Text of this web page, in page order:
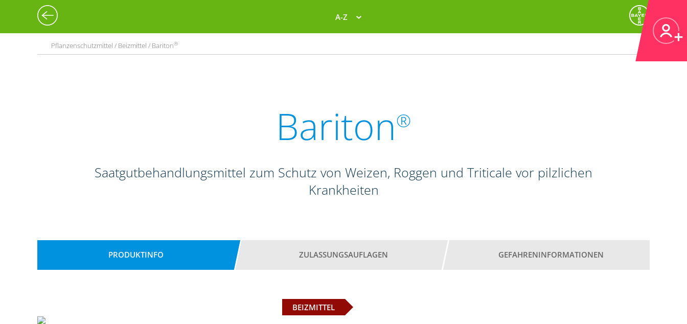
A-Z
Pflanzenschutzmittel / Beizmittel / Bariton®
Bariton®
Saatgutbehandlungsmittel zum Schutz von Weizen, Roggen und Triticale vor pilzlichen
Krankheiten
PRODUKTINFO ZULASSUNGSAUFLAGEN GEFAHRENINFORMATIONEN
BEIZMITTEL